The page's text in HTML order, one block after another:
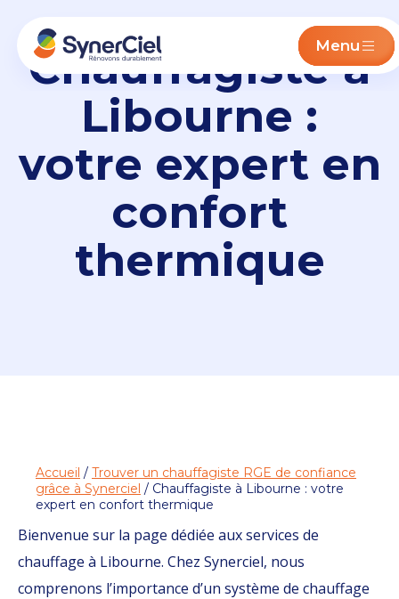
Menu
Chauffagiste à
Libourne :
votre expert en
confort
thermique
Accueil / Trouver un chauffagiste RGE de confiance
grâce à Synerciel / Chauffagiste à Libourne : votre
expert en confort thermique
Bienvenue sur la page dédiée aux services de
chauffage à Libourne. Chez Synerciel, nous
comprenons l’importance d’un système de chauffage